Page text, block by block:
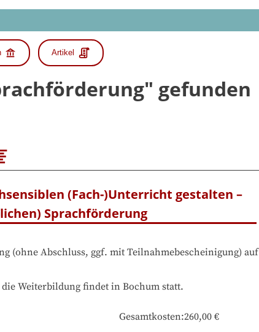
Artikel
gefunden
(Fach-)Unterricht gestalten –
Sprachförderung
(ohne Abschluss, ggf. mit Teilnahmebescheinigung) auf
die Weiterbildung findet in Bochum statt.
Gesamtkosten:260,00 €